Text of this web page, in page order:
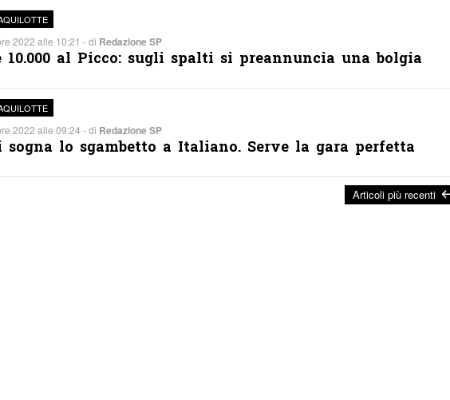
2022 alle 10:21 - di Redazione SP
10.000 al Picco: sugli spalti si preannuncia una bolgia
2022 alle 09:24 - di Redazione SP
sogna lo sgambetto a Italiano. Serve la gara perfetta
Articoli più recenti